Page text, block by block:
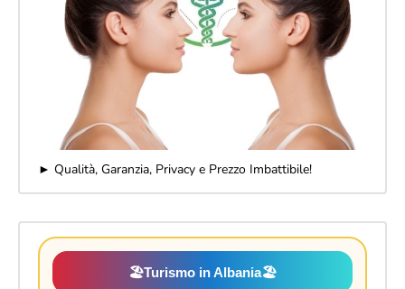
► Qualità, Garanzia, Privacy e Prezzo Imbattibile!
🏖️Turismo in Albania🏖️